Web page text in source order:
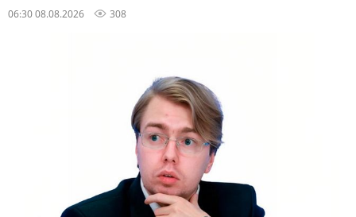
06:30 08.08.2026 308